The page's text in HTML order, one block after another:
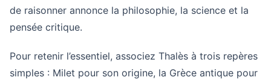
de raisonner annonce la philosophie, la science et la
pensée critique.
Pour retenir l’essentiel, associez Thalès à trois repères
simples : Milet pour son origine, la Grèce antique pour